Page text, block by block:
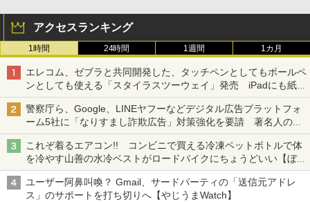
アクセスランキング
1時間 24時間 1週間 1カ月
エレコム、ゼブラと共同開発した、タッチペンとしてもボールペ
ンとしても使える「スタイラスツーウェイ」発売 iPadにも紙に
も、持ち替えずに書き込める
警察庁ら、Google、LINEヤフーなどデジタル広告プラットフォ
ーム5社に「なりすまし詐欺広告」対策強化を要請 著名人の写
真や映像を使った投資詐欺などへの対策として
これぞ着るエアコン!! コンビニで買える冷凍ペットボトルで体
を冷やす山善の水冷ベストがロードバイクにちょうどいい【ぼっ
ち・ざ・ろーど！その14】【空いた時間でなにしてる？】
ユーザー阿鼻叫喚？ Gmail、サードパーティの「送信元アドレ
ス」のサポートを打ち切りへ【やじうまWatch】